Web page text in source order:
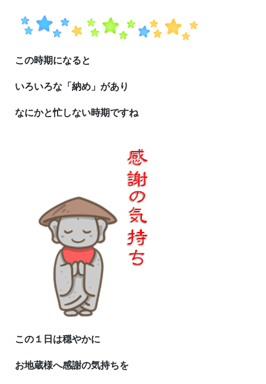
この時期になると
いろいろな「納め」があり
なにかと忙しない時期ですね
この１日は穏やかに
お地蔵様へ感謝の気持ちを